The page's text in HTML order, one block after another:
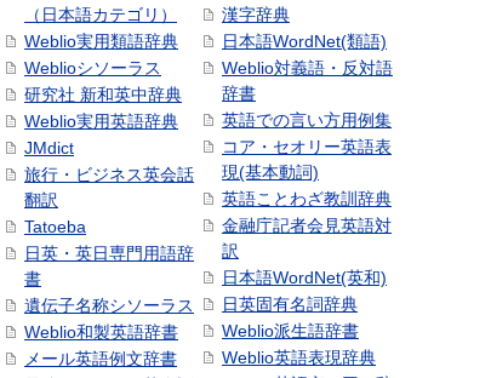
（日本語カテゴリ）
Weblio実用類語辞典
Weblioシソーラス
研究社 新和英中辞典
Weblio実用英語辞典
JMdict
旅行・ビジネス英会話
翻訳
Tatoeba
日英・英日専門用語辞
書
遺伝子名称シソーラス
Weblio和製英語辞書
メール英語例文辞書
漢字辞典
日本語WordNet(類語)
Weblio対義語・反対語
辞書
英語での言い方用例集
コア・セオリー英語表
現(基本動詞)
英語ことわざ教訓辞典
金融庁記者会見英語対
訳
日本語WordNet(英和)
日英固有名詞辞典
Weblio派生語辞書
Weblio英語表現辞典